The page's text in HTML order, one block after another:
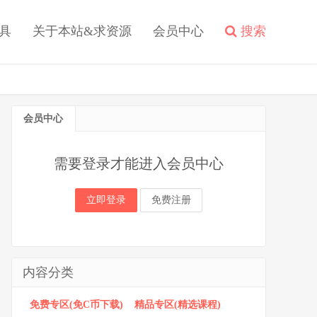
关于本站&求资源 会员中心 搜索
会员中心
需要登录才能进入会员中心
立即登录 免费注册
内容分类
免费专区(免C币下载) 精品专区(精选课程)